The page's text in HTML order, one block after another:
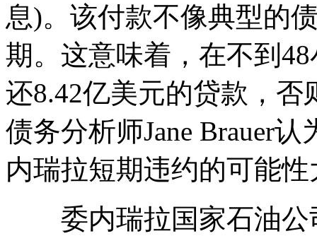
息)。该付款不像典型的
期。这意味着，在不到
还8.42亿美元的贷款，
债务分析师Jane Brauer
内瑞拉短期违约的可能
委内瑞拉国家石油公